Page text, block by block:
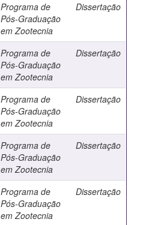
Programa de
Pós-Graduação
em Zootecnia
Dissertação
Programa de
Pós-Graduação
em Zootecnia
Dissertação
Programa de
Pós-Graduação
em Zootecnia
Dissertação
Programa de
Pós-Graduação
em Zootecnia
Dissertação
Programa de
Pós-Graduação
em Zootecnia
Dissertação